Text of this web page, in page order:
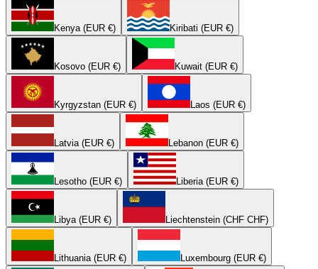
Kenya (EUR €) Kiribati (EUR €)
Kosovo (EUR €) Kuwait (EUR €)
Kyrgyzstan (EUR €) Laos (EUR €)
Latvia (EUR €) Lebanon (EUR €)
Lesotho (EUR €) Liberia (EUR €)
Libya (EUR €) Liechtenstein (CHF CHF)
Lithuania (EUR €) Luxembourg (EUR €)